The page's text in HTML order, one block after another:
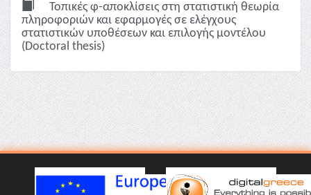
Τοπικές φ-αποκλίσεις στη στατιστική θεωρία
πληροφοριών και εφαρμογές σε ελέγχους
στατιστικών υποθέσεων και επιλογής μοντέλου
(Doctoral thesis)